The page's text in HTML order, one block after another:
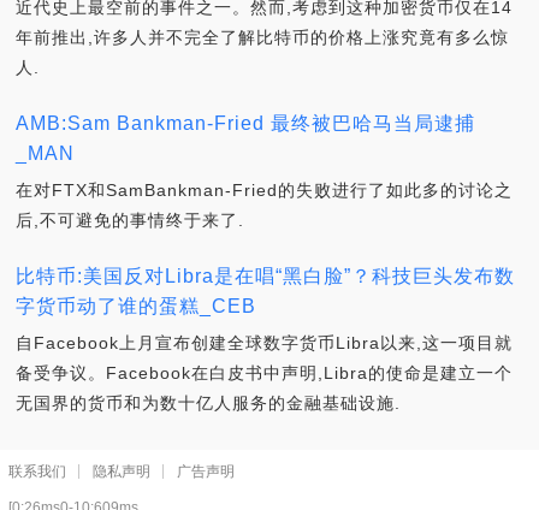
近代史上最空前的事件之一。然而,考虑到这种加密货币仅在14
年前推出,许多人并不完全了解比特币的价格上涨究竟有多么惊
人.
AMB:Sam Bankman-Fried 最终被巴哈马当局逮捕
_MAN
在对FTX和SamBankman-Fried的失败进行了如此多的讨论之
后,不可避免的事情终于来了.
比特币:美国反对Libra是在唱“黑白脸”？科技巨头发布数
字货币动了谁的蛋糕_CEB
自Facebook上月宣布创建全球数字货币Libra以来,这一项目就
备受争议。Facebook在白皮书中声明,Libra的使命是建立一个
无国界的货币和为数十亿人服务的金融基础设施.
联系我们 隐私声明 广告声明